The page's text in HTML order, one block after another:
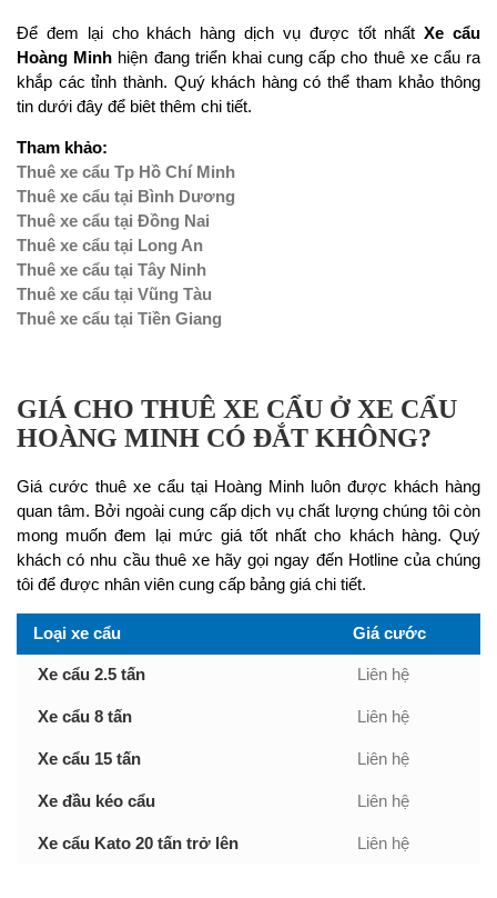
Để đem lại cho khách hàng dịch vụ được tốt nhất Xe cẩu
Hoàng Minh hiện đang triển khai cung cấp cho thuê xe cẩu ra
khắp các tỉnh thành. Quý khách hàng có thể tham khảo thông
tin dưới đây để biêt thêm chi tiết.
Tham khảo:
Thuê xe cẩu Tp Hồ Chí Minh
Thuê xe cẩu tại Bình Dương
Thuê xe cẩu tại Đồng Nai
Thuê xe cẩu tại Long An
Thuê xe cẩu tại Tây Ninh
Thuê xe cẩu tại Vũng Tàu
Thuê xe cẩu tại Tiền Giang
GIÁ CHO THUÊ XE CẨU Ở XE CẨU
HOÀNG MINH CÓ ĐẮT KHÔNG?
Giá cước thuê xe cẩu tại Hoàng Minh luôn được khách hàng
quan tâm. Bởi ngoài cung cấp dịch vụ chất lượng chúng tôi còn
mong muốn đem lại mức giá tốt nhất cho khách hàng. Quý
khách có nhu cầu thuê xe hãy gọi ngay đến Hotline của chúng
tôi để được nhân viên cung cấp bảng giá chi tiết.
Loại xe cẩu Giá cước
Xe cẩu 2.5 tấn Liên hệ
Xe cẩu 8 tấn Liên hệ
Xe cẩu 15 tấn Liên hệ
Xe đầu kéo cẩu Liên hệ
Xe cẩu Kato 20 tấn trở lên Liên hệ